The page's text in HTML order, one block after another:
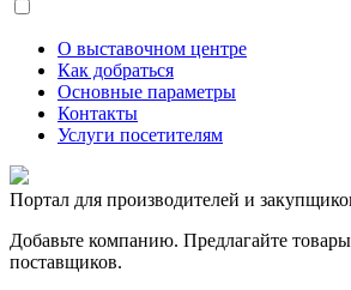
О выставочном центре
Как добраться
Основные параметры
Контакты
Услуги посетителям
Портал для производителей и
Добавьте компанию. Предлагайте
поставщиков.